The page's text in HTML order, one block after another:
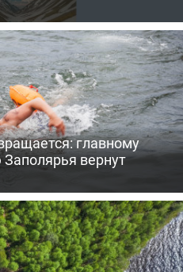
главному
вернут